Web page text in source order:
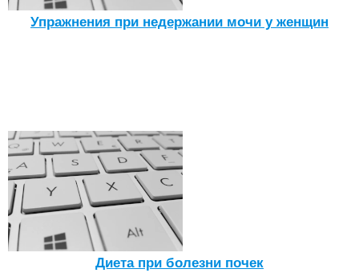
Упражнения при недержании мочи у женщин
Диета при болезни почек